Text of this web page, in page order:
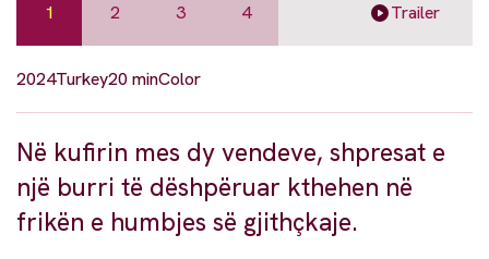
1 2 3 4 Trailer
2024Turkey20 minColor
Në kufirin mes dy vendeve, shpresat e
një burri të dëshpëruar kthehen në
frikën e humbjes së gjithçkaje.